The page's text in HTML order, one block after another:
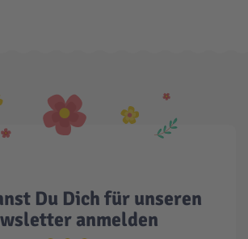
Du Dich für unseren
anmelden